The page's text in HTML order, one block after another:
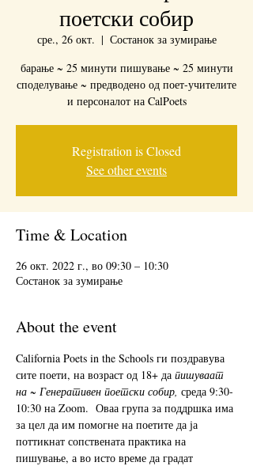
поетски собир
сре., 26 окт.
  |
Состанок за зумирање
барање ~ 25 минути пишување ~ 25 минути
споделување ~ предводено од поет-учителите
и персоналот на CalPoets
Registration is Closed
See other events
Time & Location
26 окт. 2022 г., во 09:30 – 10:30
Состанок за зумирање
About the event
California Poets in the Schools ги поздравува
сите поети, на возраст од 18+ да пишуваат
на ~ Генеративен поетски собир, среда 9:30-
10:30 на Zoom.  Оваа група за поддршка има
за цел да им помогне на поетите да ја
поттикнат сопствената практика на
пишување, а во исто време да градат